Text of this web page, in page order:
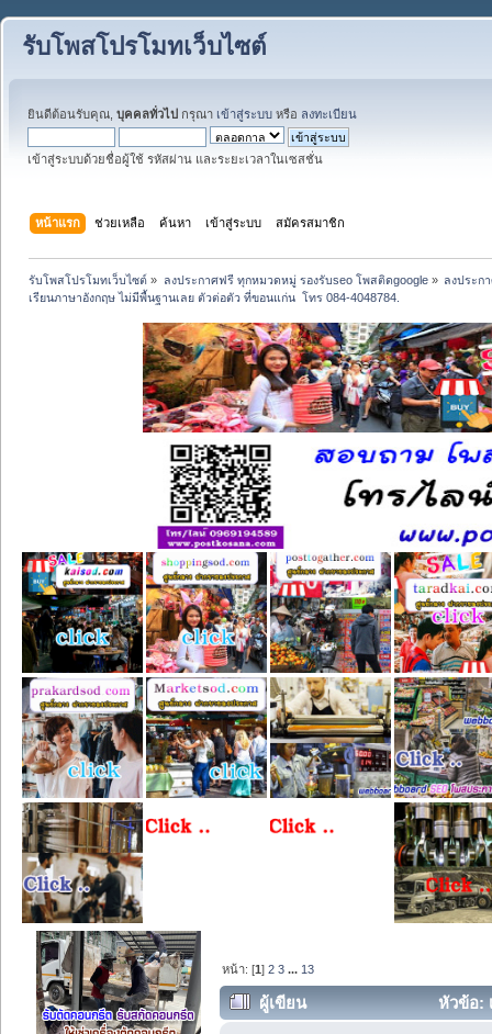
รับโพสโปรโมทเว็บไซต์
ยินดีต้อนรับคุณ, บุคคลทั่วไป กรุณา เข้าสู่ระบบ หรือ ลงทะเบียน
เข้าสู่ระบบด้วยชื่อผู้ใช้ รหัสผ่าน และระยะเวลาในเซสชั่น
หน้าแรก ช่วยเหลือ ค้นหา เข้าสู่ระบบ สมัครสมาชิก
รับโพสโปรโมทเว็บไซต์ » ลงประกาศฟรี ทุกหมวดหมู่ รองรับseo โพสติดgoogle» ลงประก
เรียนภาษาอังกฤษ ไม่มีพื้นฐานเลย ตัวต่อตัว ที่ขอนแก่น  โทร 084-4048784.
หน้า: [1]2 3 ... 13
ผู้เขียน หัวข้อ: